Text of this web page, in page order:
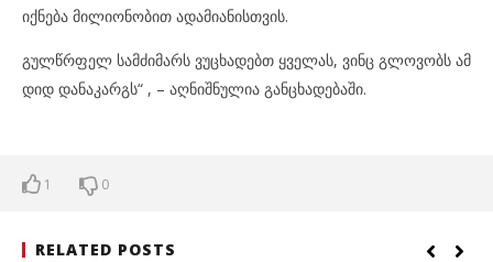
იქნება მილიონობით ადამიანისთვის.
გულწრფელ სამძიმარს ვუცხადებთ ყველას, ვინც გლოვობს ამ
დიდ დანაკარგს“ , – აღნიშნულია განცხადებაში.
1 0
RELATED POSTS